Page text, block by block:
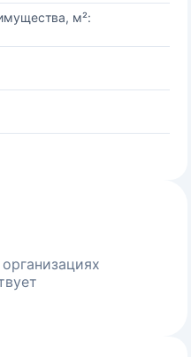
м²: